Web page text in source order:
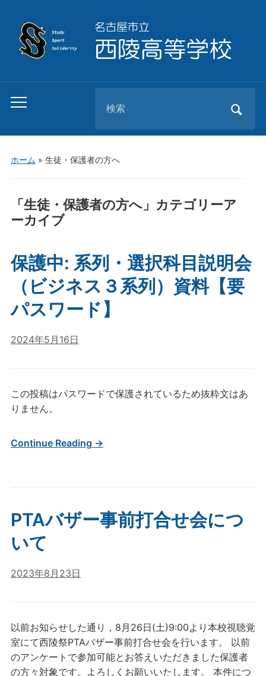
Toggle
menu
for:
ホーム » 生徒・保護者の方へ
「 生徒・保護者の方へ」カテゴリーア
ーカイブ
保護中: 系列・選択科目説明会
（ビジネス３系列）資料【要
パスワード】
2024年5月16日
この投稿はパスワードで保護されているため抜粋文はあ
りません。
Continue Reading →
PTAバザー事前打合せ会につ
いて
2023年8月23日
以前お知らせした通り，8月26日(土)9:00より本校視聴覚
室にて西陵祭PTAバザー事前打合せ会を行います。 以前
のアンケートで参加可能とお答えいただきました保護者
の方々対象です。よろしくお願いいたします。 本件につ